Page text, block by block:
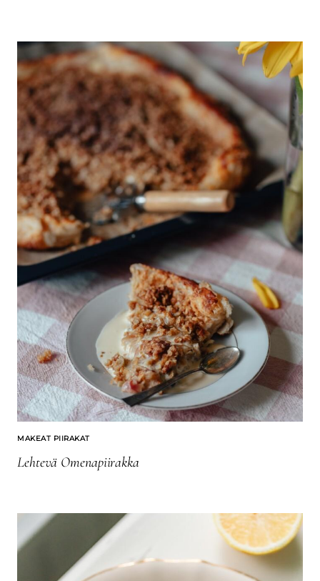
MAKEAT PIIRAKAT
Lehtevä Omenapiirakka